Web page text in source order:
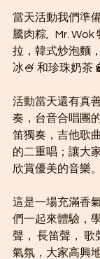
當天活動我們準
騰肉粽,   Mr.
拉，韓式炒泡麵
冰🍧 和珍珠奶茶
活動當天還有真
奏，台音合唱團
笛獨奏，吉他歌
的二重唱；讓大
欣賞優美的音樂。
這是一場充滿香
們一起來體驗，
聲， 長笛聲， 歌
氣氛，大家高興